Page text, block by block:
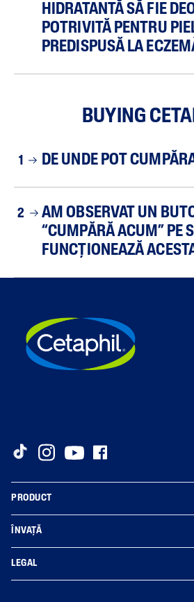
HIDRATANTĂ SĂ FIE
POTRIVITĂ PENTRU
PREDISPUSĂ LA
BUYING
1 DE UNDE POT
2
AM OBSERVAT UN
“CUMPĂRĂ ACUM” PE
FUNCȚIONEAZĂ
PRODUCT
ÎNVAȚĂ
LEGAL